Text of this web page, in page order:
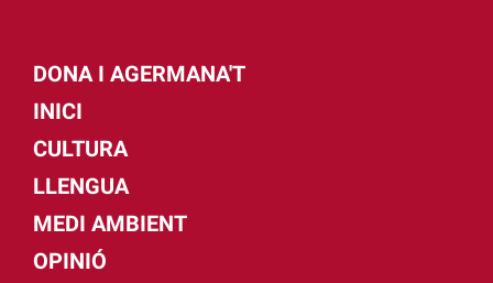
DONA I AGERMANA'T
INICI
CULTURA
LLENGUA
MEDI AMBIENT
OPINIÓ